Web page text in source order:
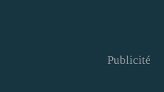
Publicité